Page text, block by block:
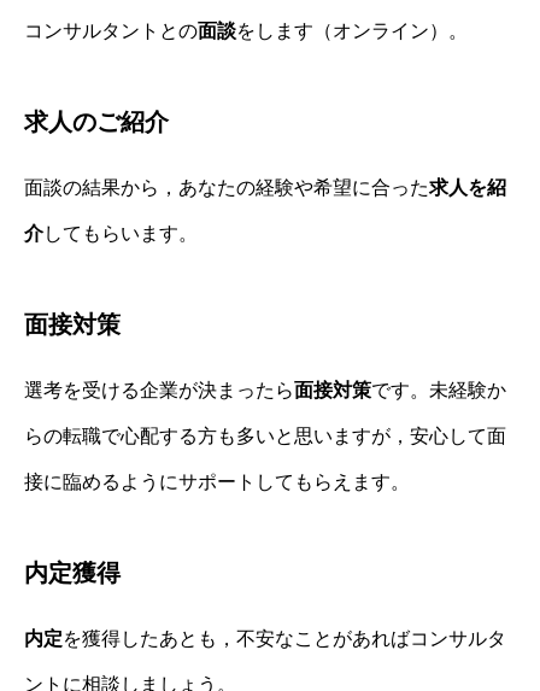
コンサルタントとの面談をします（オンライン）。
求人のご紹介
面談の結果から，あなたの経験や希望に合った求人を紹
介してもらいます。
面接対策
選考を受ける企業が決まったら面接対策です。未経験か
らの転職で心配する方も多いと思いますが，安心して面
接に臨めるようにサポートしてもらえます。
内定獲得
内定を獲得したあとも，不安なことがあればコンサルタ
ントに相談しましょう。